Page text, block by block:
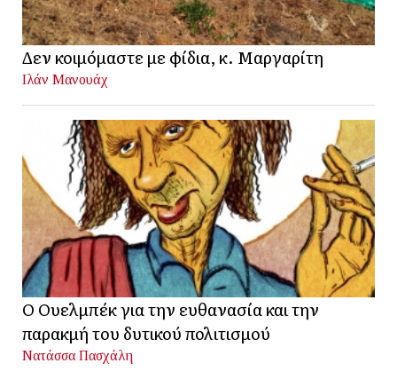
Δεν κοιμόμαστε με φίδια, κ. Μαργαρίτη
Ιλάν Μανουάχ
Ο Ουελμπέκ για την ευθανασία και την
παρακμή του δυτικού πολιτισμού
Νατάσσα Πασχάλη